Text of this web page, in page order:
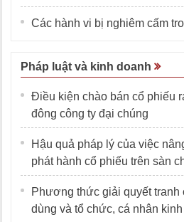
Các hành vi bị nghiêm cấm
Pháp luật và kinh doanh
Điều kiện chào bán cổ phiếu
đông công ty đại chúng
Hậu quả pháp lý của việc
phát hành cổ phiếu trên sàn
Phương thức giải quyết
dùng và tổ chức, cá nhân